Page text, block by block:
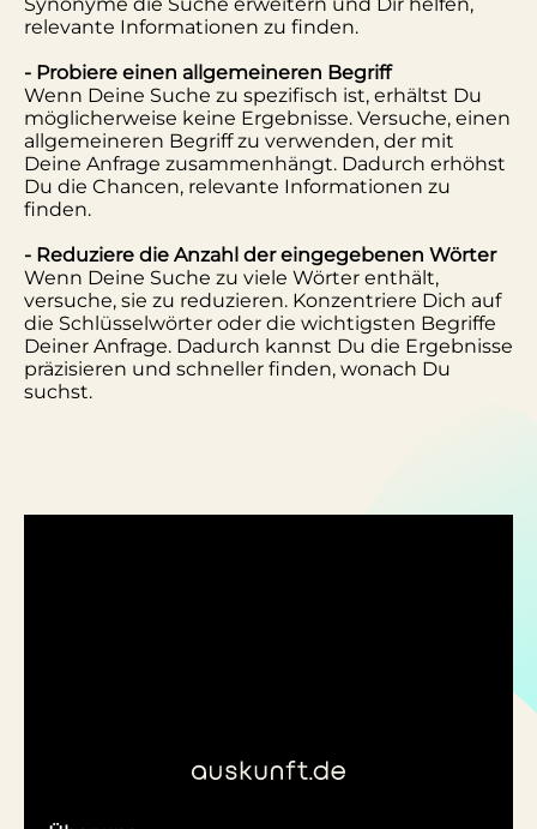
relevante Informationen zu finden.
- Probiere einen allgemeineren Begriff
Wenn Deine Suche zu spezifisch ist, erhältst Du
möglicherweise keine Ergebnisse. Versuche, einen
allgemeineren Begriff zu verwenden, der mit
Deine Anfrage zusammenhängt. Dadurch erhöhst
Du die Chancen, relevante Informationen zu
finden.
- Reduziere die Anzahl der eingegebenen Wörter
Wenn Deine Suche zu viele Wörter enthält,
versuche, sie zu reduzieren. Konzentriere Dich auf
die Schlüsselwörter oder die wichtigsten Begriffe
Deiner Anfrage. Dadurch kannst Du die Ergebnisse
präzisieren und schneller finden, wonach Du
suchst.